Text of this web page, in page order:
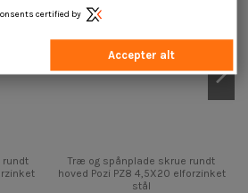
rundt
Træ og spånplade skrue rundt
hoved Pozi PZ8 4,5X20 elforzinket
stål
certified by
Accepter alt